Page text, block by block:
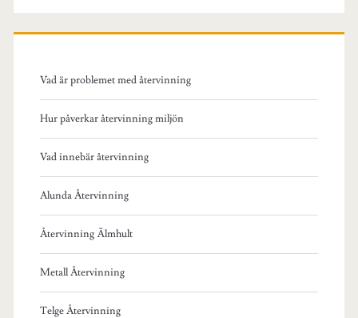
Vad är problemet med återvinning
Hur påverkar återvinning miljön
Vad innebär återvinning
Alunda Återvinning
Återvinning Älmhult
Metall Återvinning
Telge Återvinning